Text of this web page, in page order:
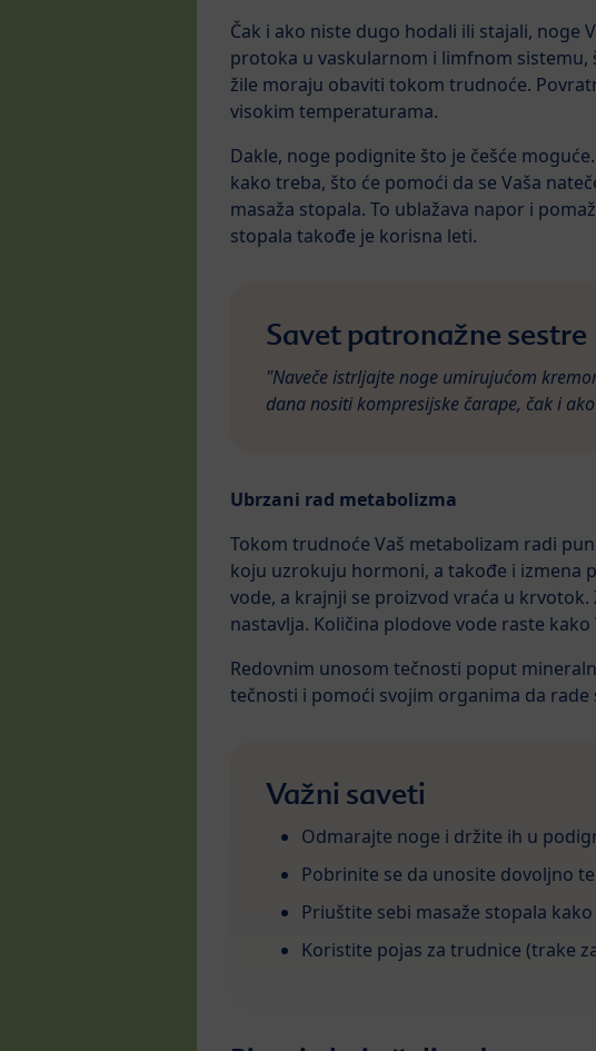
Čak i ako niste dugo hodali ili stajali,
protoka u vaskularnom i limfnom sistemu,
žile moraju obaviti tokom trudnoće.
visokim temperaturama.
Dakle, noge podignite što je češće
kako treba, što će pomoći da se Vaša
masaža stopala. To ublažava napor i
stopala takođe je korisna leti.
Savet patronažne sestre
"Naveče istrljajte noge umirujućom
dana nositi kompresijske čarape, čak i
Ubrzani rad metabolizma
Tokom trudnoće Vaš metabolizam radi
koju uzrokuju hormoni, a takođe i izmena
vode, a krajnji se proizvod vraća u
nastavlja. Količina plodove vode raste
Redovnim unosom tečnosti poput
tečnosti i pomoći svojim organima da rade
Važni saveti
Odmarajte noge i držite ih u
Pobrinite se da unosite dovoljno
Priuštite sebi masaže stopala
Koristite pojas za trudnice (trake